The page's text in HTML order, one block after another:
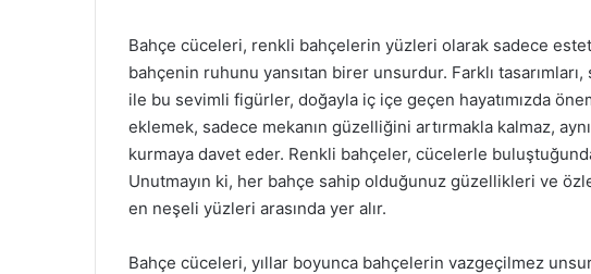
Bahçe cüceleri, renkli bahçelerin yüzleri olarak sadece
bahçenin ruhunu yansıtan birer unsurdur. Farklı
ile bu sevimli figürler, doğayla iç içe geçen hayatımızda
eklemek, sadece mekanın güzelliğini artırmakla kalmaz,
kurmaya davet eder. Renkli bahçeler, cücelerle
Unutmayın ki, her bahçe sahip olduğunuz güzellikleri ve
en neşeli yüzleri arasında yer alır.
Bahçe cüceleri, yıllar boyunca bahçelerin vazgeçilmez